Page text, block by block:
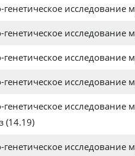
исследование
исследование
исследование
исследование
исследование
(14.19)
исследование